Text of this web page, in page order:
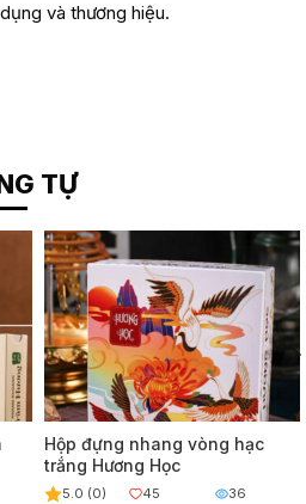
và thương hiệu.
TỰ
Hộp đựng nhang vòng hạc
trắng Hương Học
5.0 (0) 45 36